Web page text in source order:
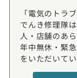
「電気のトラ
でんき修理隊
人・店舗のあ
年中無休・緊
をいただいて